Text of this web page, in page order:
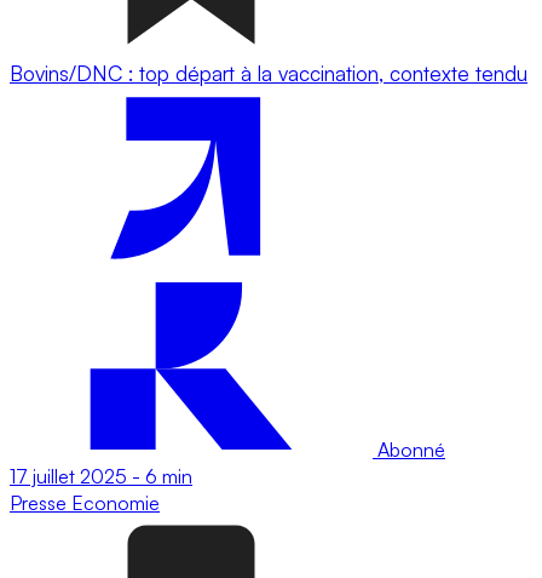
Bovins/DNC : top départ à la vaccination, contexte tendu
Abonné
17 juillet 2025 - 6 min
Presse Economie